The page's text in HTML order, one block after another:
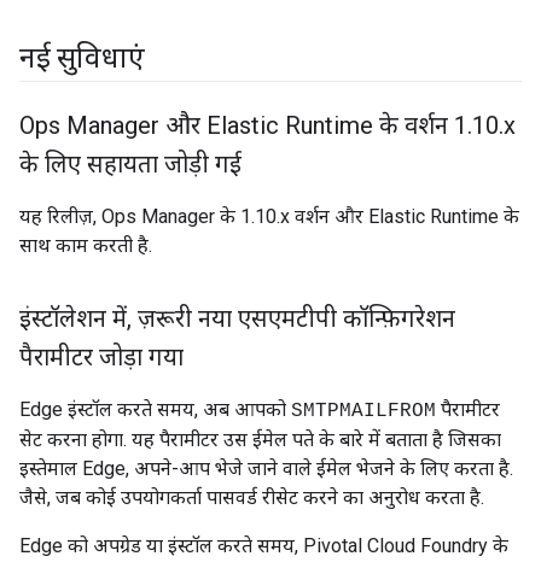
नई सुविधाएं
Ops Manager और Elastic Runtime के वर्शन 1 .10.x
के लिए सहायता जोड़ी गई
यह रिलीज़, Ops Manager के 1.10.x वर्शन और Elastic Runtime के
साथ काम करती है.
इंस्टॉलेशन में, ज़रूरी नया एसएमटीपी कॉन्फ़िगरेशन
पैरामीटर जोड़ा गया
Edge इंस्टॉल करते समय, अब आपको SMTPMAILFROM पैरामीटर
सेट करना होगा. यह पैरामीटर उस ईमेल पते के बारे में बताता है जिसका
इस्तेमाल Edge, अपने-आप भेजे जाने वाले ईमेल भेजने के लिए करता है.
जैसे, जब कोई उपयोगकर्ता पासवर्ड रीसेट करने का अनुरोध करता है.
Edge को अपग्रेड या इंस्टॉल करते समय, Pivotal Cloud Foundry के